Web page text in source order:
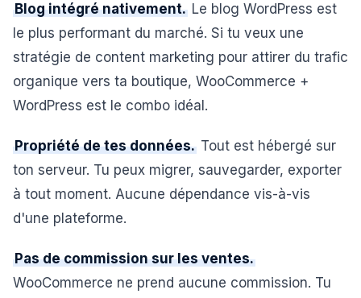
Blog intégré nativement. Le blog WordPress est
le plus performant du marché. Si tu veux une
stratégie de content marketing pour attirer du trafic
organique vers ta boutique, WooCommerce +
WordPress est le combo idéal.
Propriété de tes données. Tout est hébergé sur
ton serveur. Tu peux migrer, sauvegarder, exporter
à tout moment. Aucune dépendance vis-à-vis
d'une plateforme.
Pas de commission sur les ventes.
WooCommerce ne prend aucune commission. Tu